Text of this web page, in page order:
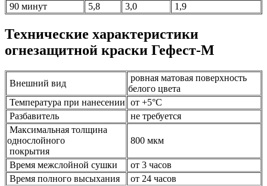
90 минут
5,8 3,0 1,9
Технические характеристики
огнезащитной краски Гефест-М
Внешний вид
ровная матовая поверхность
белого цвета
Температура при нанесении от +5°С
Разбавитель
не требуется
Максимальная толщина
однослойного
покрытия
800 мкм
Время межслойной сушки
от 3 часов
Время полного высыхания
от 24 часов